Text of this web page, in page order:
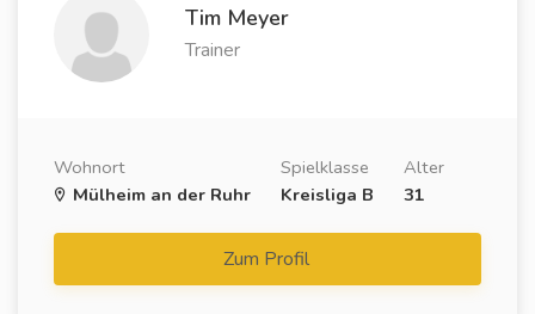
Tim Meyer
Trainer
Wohnort
Mülheim an der Ruhr
Spielklasse
Kreisliga B
Alter
31
Zum Profil